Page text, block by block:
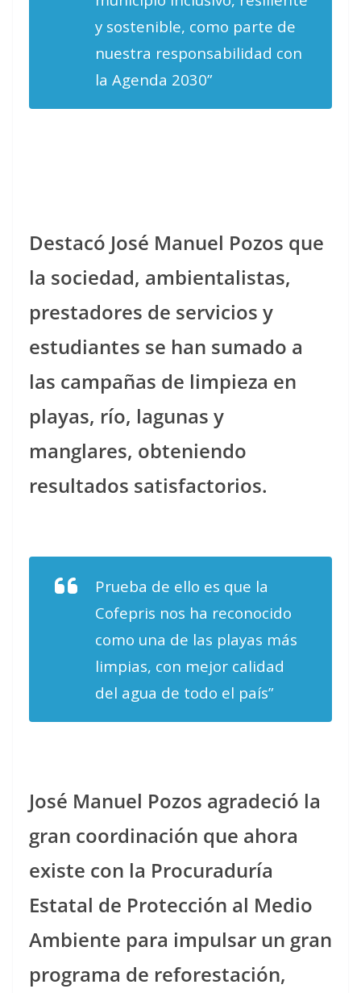
y sostenible, como parte de
nuestra responsabilidad con
la Agenda 2030”
Destacó José Manuel Pozos que
la sociedad, ambientalistas,
prestadores de servicios y
estudiantes se han sumado a
las campañas de limpieza en
playas, río, lagunas y
manglares, obteniendo
resultados satisfactorios.
Prueba de ello es que la
Cofepris nos ha reconocido
como una de las playas más
limpias, con mejor calidad
del agua de todo el país”
José Manuel Pozos agradeció la
gran coordinación que ahora
existe con la Procuraduría
Estatal de Protección al Medio
Ambiente para impulsar un gran
programa de reforestación,